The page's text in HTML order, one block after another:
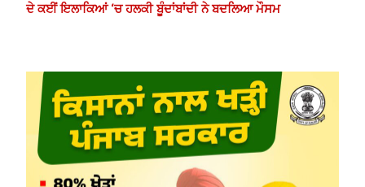
ਦੇ ਕਈਂ ਇਲਾਕਿਆਂ ‘ਚ ਹਲਕੀ ਬੂੰਦਾਂਬਾਂਦੀ ਨੇ ਬਦਲਿਆ ਮੌਸਮ